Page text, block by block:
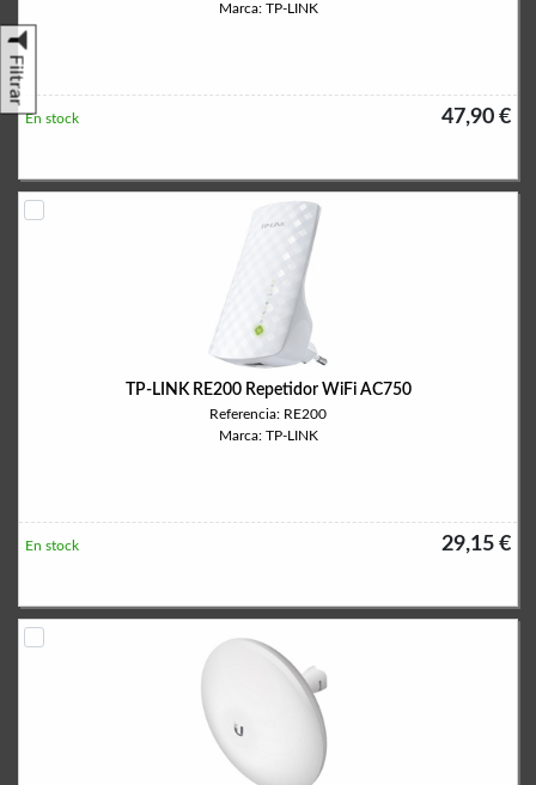
Filtrar
Marca: TP-LINK
47,90 €
En stock
TP-LINK RE200 Repetidor WiFi AC750
Referencia: RE200
Marca: TP-LINK
29,15 €
En stock